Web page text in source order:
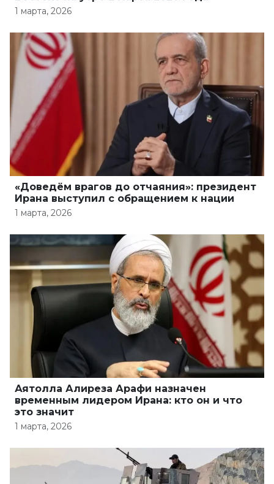
1 марта, 2026
«Доведём врагов до отчаяния»: президент
Ирана выступил с обращением к нации
1 марта, 2026
Аятолла Алиреза Арафи назначен
временным лидером Ирана: кто он и что
это значит
1 марта, 2026